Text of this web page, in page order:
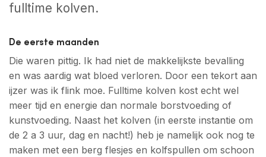
fulltime kolven.
De eerste maanden
Die waren pittig. Ik had niet de makkelijkste bevalling
en was aardig wat bloed verloren. Door een tekort aan
ijzer was ik flink moe. Fulltime kolven kost echt wel
meer tijd en energie dan normale borstvoeding of
kunstvoeding. Naast het kolven (in eerste instantie om
de 2 a 3 uur, dag en nacht!) heb je namelijk ook nog te
maken met een berg flesjes en kolfspullen om schoon